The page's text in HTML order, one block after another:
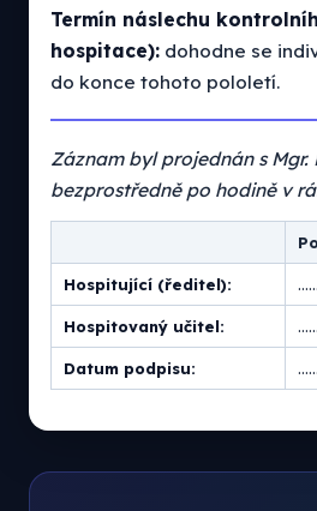
Termín náslechu
hospitace): dohodne se
do konce tohoto pololetí.
Záznam byl projednán s
bezprostředně po hodině v
Hospitující (ředitel):
Hospitovaný učitel:
Datum podpisu: